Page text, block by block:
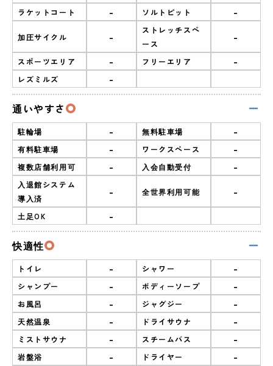
ラケットコート - ソルトピット -
加圧サイクル -
ストレッチスペ
ース
-
スポーツエリア - フリーエリア -
レズミルズ -
通いやすさ
駐輪場 - 無料駐車場 -
有料駐車場 - ワークスペース -
複数店舗利用可 - 入会自動受付 -
入退館システム
導入済
- 全世界利用可能 -
土足OK -
快適性
トイレ - シャワー -
シャンプー - ボディーソープ -
お風呂 - ジャグジー -
天然温泉 - ドライサウナ -
ミストサウナ - スチームバス -
岩盤浴 - ドライヤー -